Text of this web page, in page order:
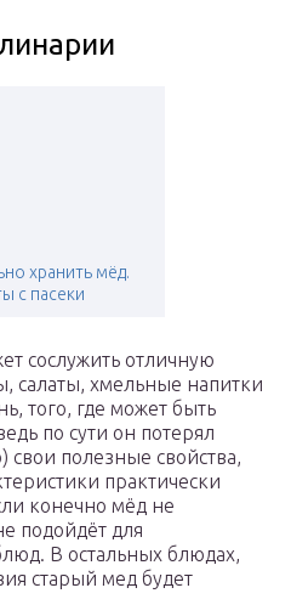
хранить мёд.
с пасеки
сослужить отличную
салаты, хмельные напитки
того, где может быть
по сути он потерял
свои полезные свойства,
практически
конечно мёд не
подойдёт для
В остальных блюдах,
старый мед будет